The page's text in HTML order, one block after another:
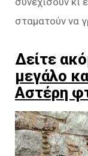
σταματούν να
Δείτε
μεγάλο
Αστέρη